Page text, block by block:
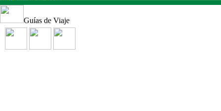
Guías de Viaje